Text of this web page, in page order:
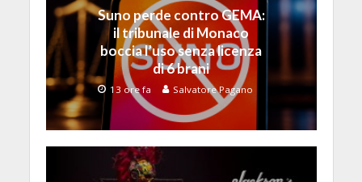
Suno perde contro GEMA:
il tribunale di Monaco
boccia l’uso senza licenza
di 6 brani
13 ore fa Salvatore Pagano